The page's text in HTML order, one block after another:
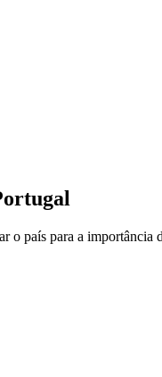
país para a